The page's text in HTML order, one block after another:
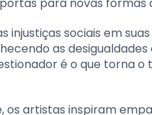
para novas formas
sociais em
as desigualdades
é o que torna
artistas inspiram